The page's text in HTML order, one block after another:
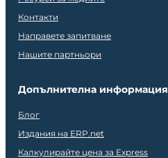
Контакти
Направете запитване
Нашите партньори
Допълнителна информация
Блог
Издания на ERP.net
Калкулирайте цена за Express